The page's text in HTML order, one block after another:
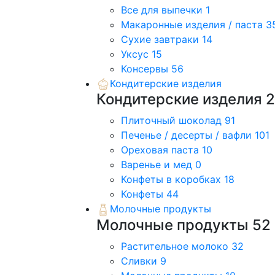
Все для выпечки 1
Макаронные изделия / паста
Сухие завтраки 14
Уксус 15
Консервы 56
Кондитерские изделия
Кондитерские изделия
Плиточный шоколад 91
Печенье / десерты / вафли 101
Ореховая паста 10
Варенье и мед 0
Конфеты в коробках 18
Конфеты 44
Молочные продукты
Молочные продукты 52
Растительное молоко 32
Сливки 9